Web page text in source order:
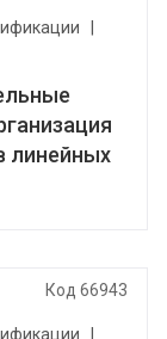
линейных
Код 66943